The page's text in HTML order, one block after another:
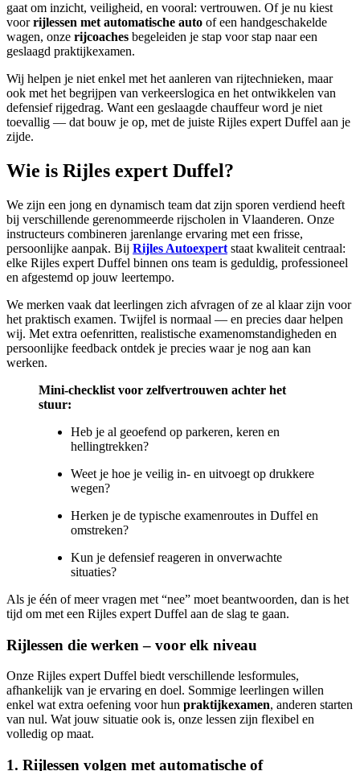
gaat om inzicht, veiligheid, en vooral: vertrouwen. Of je nu kiest
voorrijlessen met automatische auto of een handgeschakelde
wagen, onze rijcoaches begeleiden je stap voor stap naar een
geslaagd praktijkexamen.
Wij helpen je niet enkel met het aanleren van rijtechnieken, maar
ook met het begrijpen van verkeerslogica en het ontwikkelen van
defensief rijgedrag. Want een geslaagde chauffeur word je niet
toevallig — dat bouw je op, met de juiste Rijles expert Duffel aan je
zijde.
Wie is Rijles expert Duffel?
We zijn een jong en dynamisch team dat zijn sporen verdiend heeft
bij verschillende gerenommeerde rijscholen in Vlaanderen. Onze
instructeurs combineren jarenlange ervaring met een frisse,
persoonlijke aanpak. Bij Rijles Autoexpert staat kwaliteit centraal:
elke Rijles expert Duffel binnen ons team is geduldig, professioneel
en afgestemd op jouw leertempo.
We merken vaak dat leerlingen zich afvragen of ze al klaar zijn voor
het praktisch examen. Twijfel is normaal — en precies daar helpen
wij. Met extra oefenritten, realistische examenomstandigheden en
persoonlijke feedback ontdek je precies waar je nog aan kan
werken.
Mini-checklist voor zelfvertrouwen achter het
stuur:
Heb je al geoefend op parkeren, keren en
hellingtrekken?
Weet je hoe je veilig in- en uitvoegt op drukkere
wegen?
Herken je de typische examenroutes in Duffel en
omstreken?
Kun je defensief reageren in onverwachte
situaties?
Als je één of meer vragen met “nee” moet beantwoorden, dan is het
tijd om met een Rijles expert Duffel aan de slag te gaan.
Rijlessen die werken – voor elk niveau
Onze Rijles expert Duffel biedt verschillende lesformules,
afhankelijk van je ervaring en doel. Sommige leerlingen willen
enkel wat extra oefening voor hun praktijkexamen, anderen starten
van nul. Wat jouw situatie ook is, onze lessen zijn flexibel en
volledig op maat.
1. Rijlessen volgen met automatische of